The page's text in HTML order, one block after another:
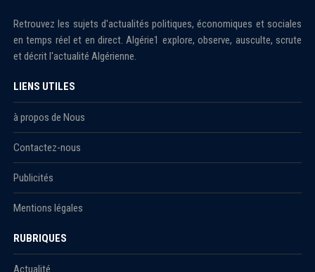
Retrouvez les sujets d'actualités politiques, économiques et sociales
en temps réel et en direct. Algérie1 explore, observe, ausculte, scrute
et décrit l'actualité Algérienne.
LIENS UTILES
à propos de Nous
Contactez-nous
Publicités
Mentions légales
RUBRIQUES
Actualité